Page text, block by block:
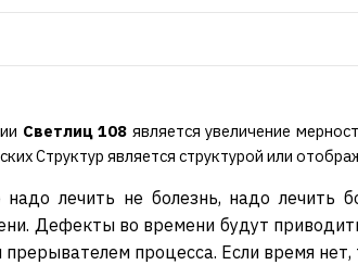
Светлиц 108 является увеличение
Структур является структурой или
надо лечить не болезнь, надо
Дефекты во времени будут
процесса. Если время нет,